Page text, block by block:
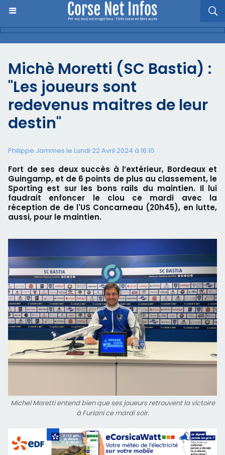
Michè Moretti (SC Bastia) :
"Les joueurs sont
redevenus maitres de leur
destin"
Philippe Jammes le Lundi 22 Avril 2024 à 16:10
Fort de ses deux succès à l’extérieur, Bordeaux et
Guingamp, et de 6 points de plus au classement, le
Sporting est sur les bons rails du maintien. Il lui
faudrait enfoncer le clou ce mardi avec la
réception de de l'US Concarneau (20h45), en lutte,
aussi, pour le maintien.
Michel Moretti entend bien que ses joueurs retrouvent la victoire
à Furiani ce mardi soir.